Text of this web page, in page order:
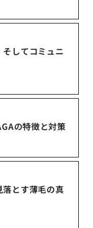
そしてコミュニ
の特徴と対策
とす薄毛の真